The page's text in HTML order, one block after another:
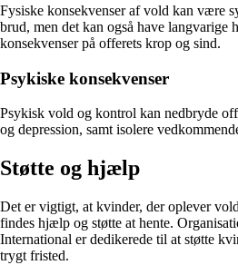
Fysiske konsekvenser af vold kan være
brud, men det kan også have langvarige
konsekvenser på offerets krop og sind.
Psykiske konsekvenser
Psykisk vold og kontrol kan nedbryde
og depression, samt isolere
Støtte og hjælp
Det er vigtigt, at kvinder, der oplever
findes hjælp og støtte at hente.
International er dedikerede til at støtte
trygt fristed.